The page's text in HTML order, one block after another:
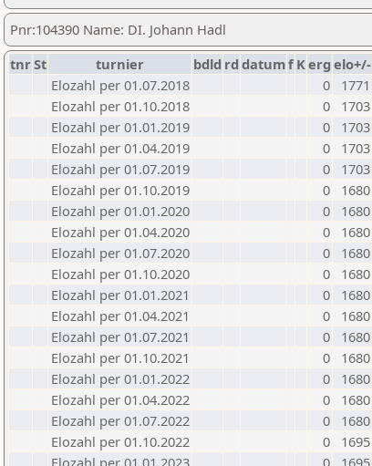
Pnr:104390 Name: DI. Johann Hadl
tnrSt turnier bdld rd datumf Kerg elo+/-
Elozahl per 01.07.2018
0
1771
Elozahl per 01.10.2018
0
1703
Elozahl per 01.01.2019
0
1703
Elozahl per 01.04.2019
0
1703
Elozahl per 01.07.2019
0
1703
Elozahl per 01.10.2019
0
1680
Elozahl per 01.01.2020
0
1680
Elozahl per 01.04.2020
0
1680
Elozahl per 01.07.2020
0
1680
Elozahl per 01.10.2020
0
1680
Elozahl per 01.01.2021
0
1680
Elozahl per 01.04.2021
0
1680
Elozahl per 01.07.2021
0
1680
Elozahl per 01.10.2021
0
1680
Elozahl per 01.01.2022
0
1680
Elozahl per 01.04.2022
0
1680
Elozahl per 01.07.2022
0
1680
Elozahl per 01.10.2022
0
1695
Elozahl per 01.01.2023
0
1695